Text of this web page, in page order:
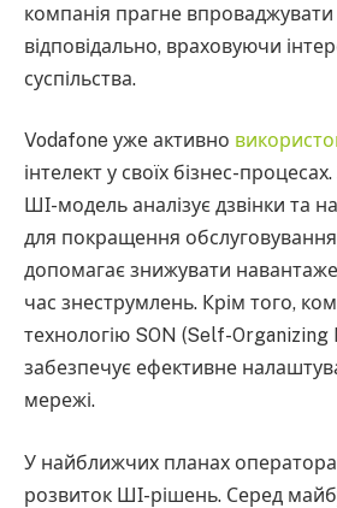
компанія прагне впроваджувати
відповідально, враховуючи
суспільства.
Vodafone уже активно
інтелект у своїх бізнес-
ШІ-модель аналізує дзвінки та
для покращення
допомагає знижувати
час знеструмлень. Крім того,
технологію SON (Self-Organizing
забезпечує ефективне
мережі.
У найближчих планах
розвиток ШІ-рішень. Серед